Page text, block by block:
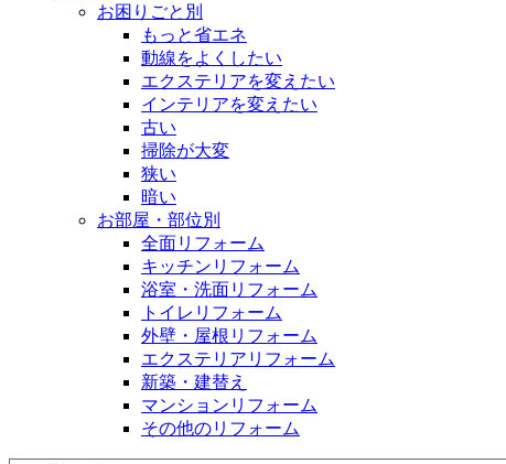
お困りごと別
もっと省エネ
動線をよくしたい
エクステリアを変えたい
インテリアを変えたい
古い
掃除が大変
狭い
暗い
お部屋・部位別
全面リフォーム
キッチンリフォーム
浴室・洗面リフォーム
トイレリフォーム
外壁・屋根リフォーム
エクステリアリフォーム
新築・建替え
マンションリフォーム
その他のリフォーム